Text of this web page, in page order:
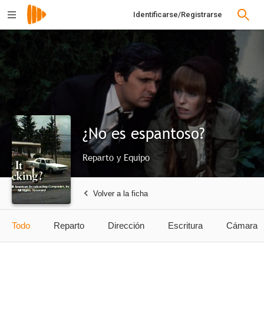
Identificarse/Registrarse
¿No es espantoso?
Reparto y Equipo
Volver a la ficha
Todo Reparto Dirección Escritura Cámara